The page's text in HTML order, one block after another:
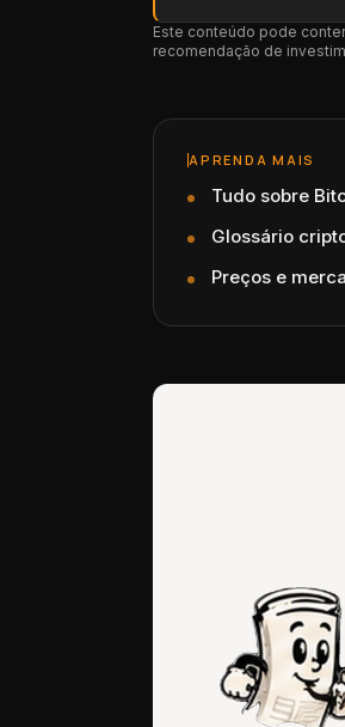
Este conteúdo pode
recomendação de
APRENDA MAIS
Tudo sobre
Glossário
Preços e